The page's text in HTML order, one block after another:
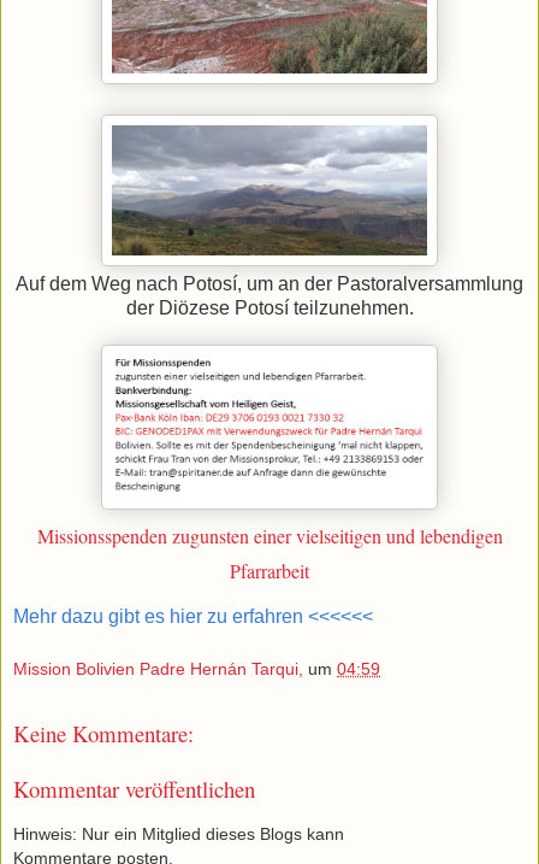
Auf dem Weg nach Potosí, um an der Pastoralversammlung
der Diözese Potosí teilzunehmen.
Missionsspenden zugunsten einer vielseitigen und lebendigen
Pfarrarbeit
Mehr dazu gibt es hier zu erfahren <<<<<<
Mission Bolivien Padre Hernán Tarqui, um 04:59
Keine Kommentare:
Kommentar veröffentlichen
Hinweis: Nur ein Mitglied dieses Blogs kann
Kommentare posten.